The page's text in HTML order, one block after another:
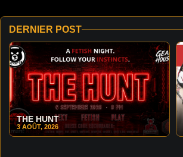
DERNIER POST
THE HUNT
3 AOÛT, 2026